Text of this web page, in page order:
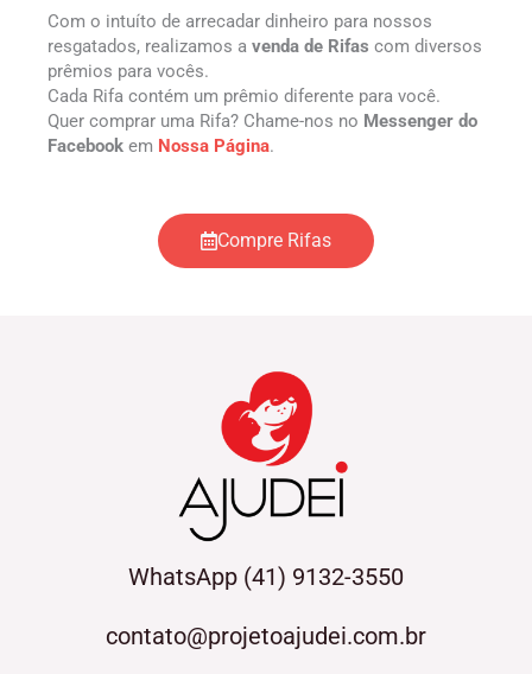
Com o intuíto de arrecadar dinheiro para nossos
resgatados, realizamos a venda de Rifas com diversos
prêmios para vocês.
Cada Rifa contém um prêmio diferente para você.
Quer comprar uma Rifa? Chame-nos no Messenger do
Facebook em Nossa Página.
Compre Rifas
WhatsApp (41) 9132-3550
contato@projetoajudei.com.br